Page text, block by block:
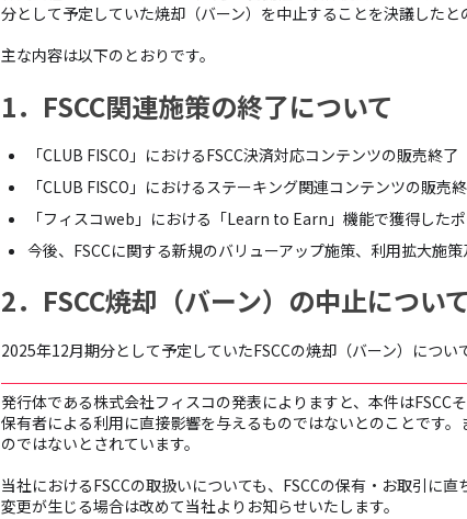
分として予定していた焼却（バーン）を中止することを決議したと
主な内容は以下のとおりです。
1．FSCC関連施策の終了について
「CLUB FISCO」におけるFSCC決済対応コンテンツの販売終了
「CLUB FISCO」におけるステーキング関連コンテンツの販売
「フィスコweb」における「Learn to Earn」機能で獲得した
今後、FSCCに関する新規のバリューアップ施策、利用拡大施
2．FSCC焼却（バーン）の中止について
2025年12月期分として予定していたFSCCの焼却（バーン）につい
発行体である株式会社フィスコの発表によりますと、本件は
保有者による利用に直接影響を与えるものではないとのことです
のではないとされています。
当社におけるFSCCの取扱いについても、FSCCの保有・お取引に
変更が生じる場合は改めて当社よりお知らせいたします。